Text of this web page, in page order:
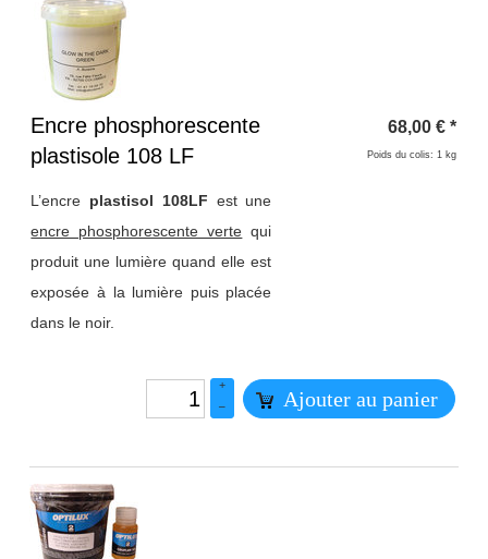
Titre 1
Encre phosphorescente
plastisole 108 LF
L’encre plastisol 108LF est une
encre phosphorescente verte qui
produit une lumière quand elle est
exposée à la lumière puis placée
dans le noir.
68,00 € *
Poids du colis: 1 kg
+
–
Ajouter au panier